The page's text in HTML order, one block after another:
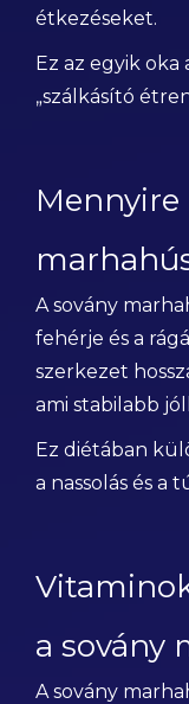
étkezéseket.
Ez az egyik
„szálkásító
Mennyire
A sovány
fehérje és a
szerkezet
ami stabilabb
Ez diétában
a nassolás és a
a sovány
A sovány